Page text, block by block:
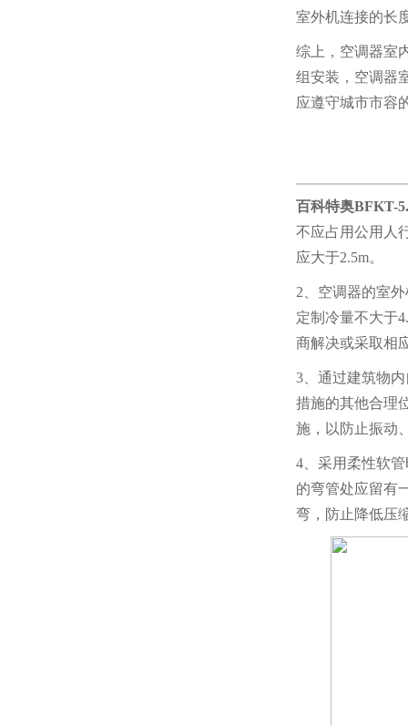
室外机连接的长
综上，空调器室
组安装，空调器
应遵守城市市容
百科特奥BFKT-
不应占用公用人
应大于2.5m。
2、空调器的室
定制冷量不大于
商解决或采取相
3、通过建筑物
措施的其他合理
施，以防止振动
4、采用柔性软
的弯管处应留有
弯，防止降低压